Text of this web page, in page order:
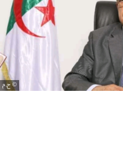
ح.م